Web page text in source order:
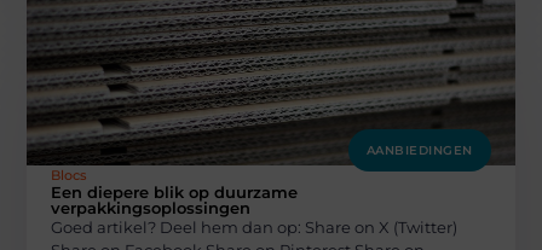
AANBIEDINGEN
Blocs
Een diepere blik op duurzame
verpakkingsoplossingen
Goed artikel? Deel hem dan op: Share on X (Twitter)